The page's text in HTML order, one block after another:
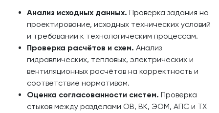
Анализ исходных данных. Проверка задания на
проектирование, исходных технических условий
и требований к технологическим процессам.
Проверка расчётов и схем. Анализ
гидравлических, тепловых, электрических и
вентиляционных расчётов на корректность и
соответствие нормативам.
Оценка согласованности систем. Проверка
стыков между разделами ОВ, ВК, ЭОМ, АПС и ТХ